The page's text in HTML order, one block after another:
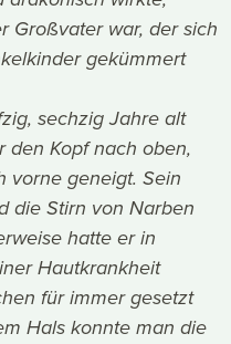
Großvater war, der sich
gekümmert
sechzig Jahre alt
den Kopf nach oben,
vorne geneigt. Sein
die Stirn von Narben
hatte er in
Hautkrankheit
für immer gesetzt
Hals konnte man die